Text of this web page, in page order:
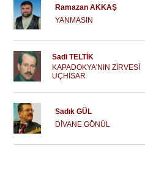
Ramazan AKKAŞ
YANMASIN
Sadi TELTİK
KAPADOKYA'NIN ZİRVESİ
UÇHİSAR
Sadık GÜL
DİVANE GÖNÜL